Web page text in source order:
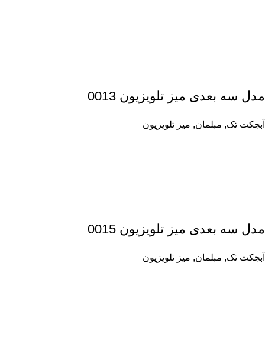
مدل سه بعدی میز تلویزیون 0013
آبجکت تک, مبلمان, میز تلویزیون
مدل سه بعدی میز تلویزیون 0015
آبجکت تک, مبلمان, میز تلویزیون